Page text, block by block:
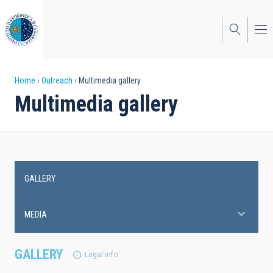
to
main
content
Breadcrumb
Home Outreach Multimedia gallery
Multimedia gallery
GALLERY Legal info
navigation
GALLERY
MEDIA